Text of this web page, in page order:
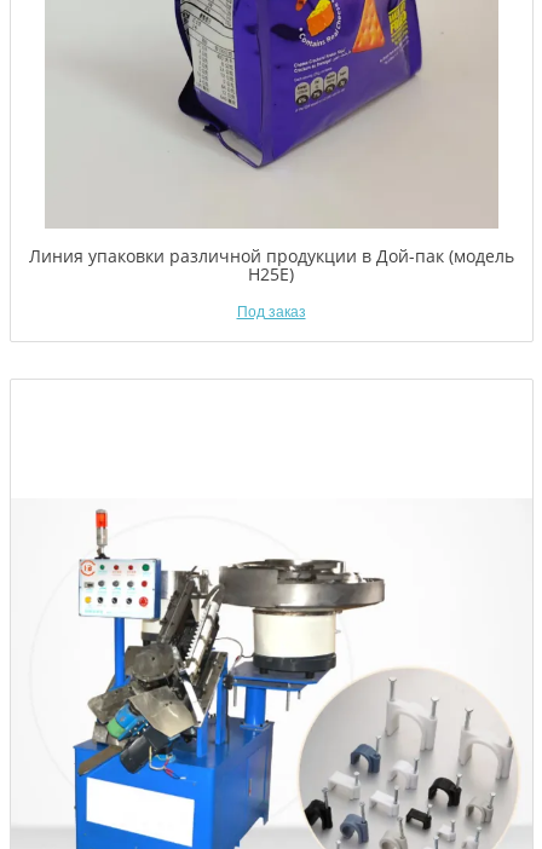
Линия упаковки различной продукции в Дой-пак (модель
H25E)
Под заказ